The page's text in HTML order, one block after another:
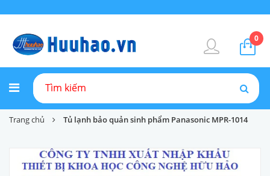
0
Trang chủ Tủ lạnh bảo quản sinh phẩm Panasonic MPR-1014